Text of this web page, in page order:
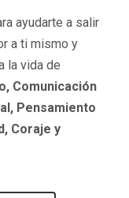
ayudarte a salir
a ti mismo y
la vida de
Comunicación
Pensamiento
Coraje y